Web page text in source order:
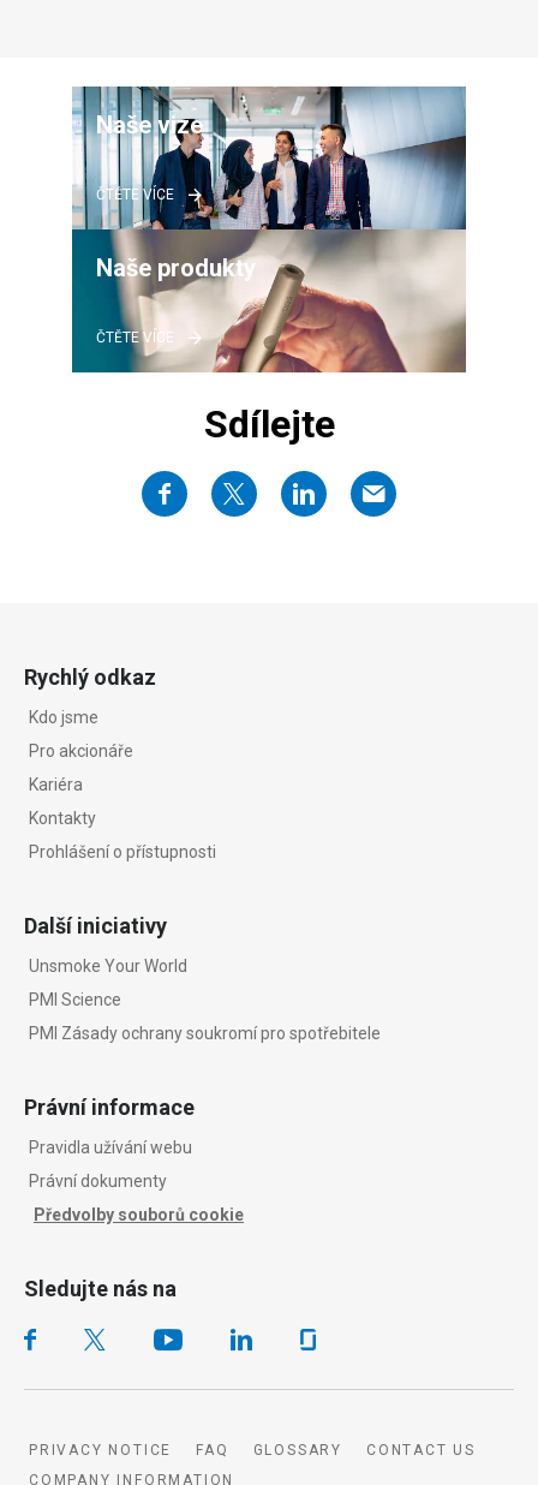
Naše vize
ČTĚTE VÍCE
Naše produkty
ČTĚTE VÍCE
Sdílejte
Rychlý odkaz
Kdo jsme
Pro akcionáře
Kariéra
Kontakty
Prohlášení o přístupnosti
Další iniciativy
Unsmoke Your World
PMI Science
PMI Zásady ochrany soukromí pro spotřebitele
Právní informace
Pravidla užívání webu
Právní dokumenty
Předvolby souborů cookie
Sledujte nás na
PRIVACY NOTICE FAQ GLOSSARY
CONTACT US
COMPANY INFORMATION